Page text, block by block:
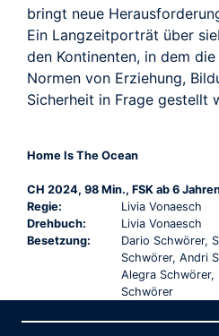
bringt neue
Ein Langzeitporträt über
den Kontinenten, in dem
Normen von Erziehung,
Sicherheit in Frage gestellt
Home Is The Ocean
CH 2024, 98 Min., FSK ab 6
Regie:
Livia Vonaesch
Drehbuch:
Livia Vonaesch
Besetzung:
Dario Schwörer,
Schwörer, Andri
Alegra Schwörer,
Schwörer